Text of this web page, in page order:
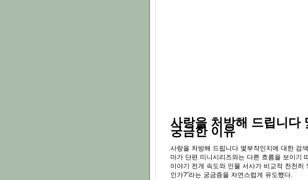
사랑을 처방해 드립니다
궁금한 이유
사랑을 처방해 드립니다 몇부작인지에 대한 검
마가 단편 미니시리즈와는 다른 흐름을 보이기
이야기 전개 속도와 인물 서사가 비교적 천천히
인가?”라는 궁금증을 자연스럽게 유도했다.